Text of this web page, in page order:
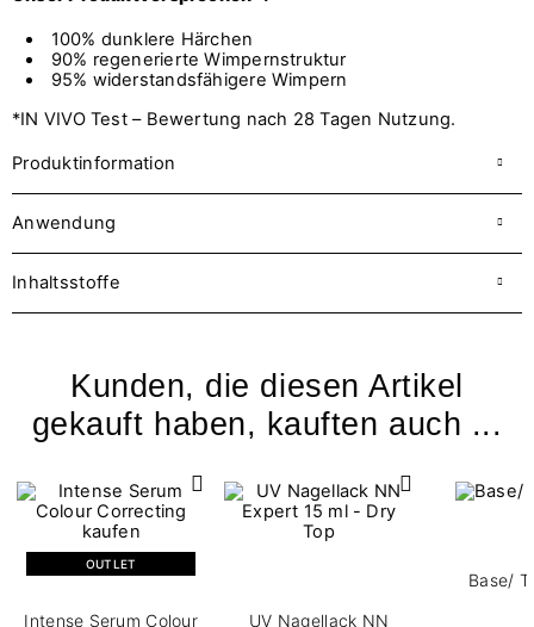
100% dunklere Härchen
90% regenerierte Wimpernstruktur
95% widerstandsfähigere Wimpern
*IN VIVO Test – Bewertung nach 28 Tagen Nutzung.
Produktinformation
Anwendung
Inhaltsstoffe
Kunden, die diesen Artikel
gekauft haben, kauften auch ...
OUTLET
Intense Serum Colour UV Nagellack NN
Base/